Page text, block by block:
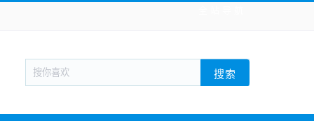
新闻阅读 旅游出行 生活实用
回合网游 战棋游戏 枪战射击
教育教学 游戏娱乐 系统软件 素材下载
搜索